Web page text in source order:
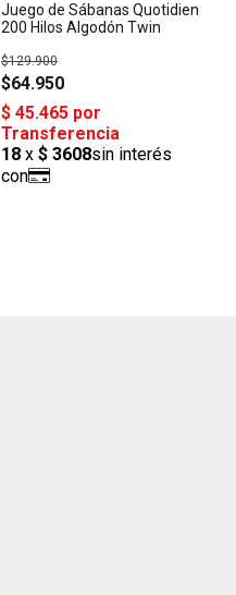
Juego de Sábanas Quotidien
200 Hilos Algodón Twin
$64.950
$129.900